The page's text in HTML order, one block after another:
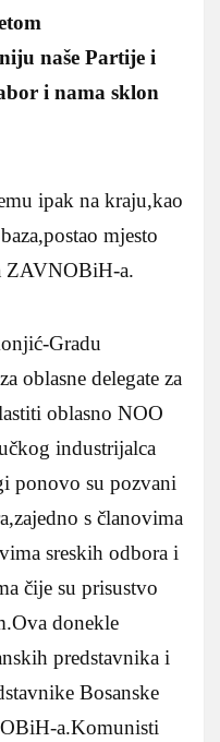
naše Partije i
i nama sklon
ipak na kraju,kao
mjesto
ZAVNOBiH-a.
Gradu
oblasne delegate za
oblasno NOO
industrijalca
ponovo su pozvani
s članovima
sreskih odbora i
čije su prisustvo
donekle
predstavnika i
Bosanske
a.Komunisti